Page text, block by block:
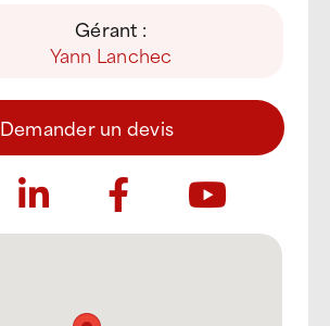
Gérant :
Yann Lanchec
Demander un devis